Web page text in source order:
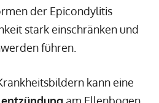
der Epicondylitis
stark einschränken und
führen.
kann eine